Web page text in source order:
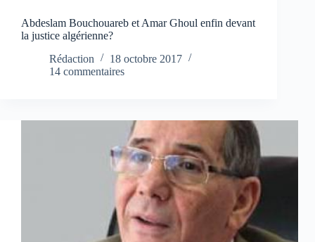
Abdeslam Bouchouareb et Amar Ghoul enfin devant
la justice algérienne?
Rédaction
18 octobre 2017
14 commentaires